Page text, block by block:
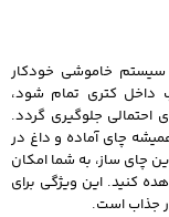
سیستم خاموشی خودکار
کتری تمام شود،
جلوگیری گردد.
چای آماده و داغ در
چای ساز، به شما امکان
کنید. این ویژگی برای
جذاب است.